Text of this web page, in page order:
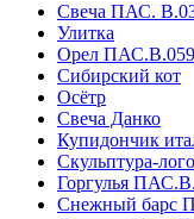
Свеча ПАС.
Улитка
Орел
Сибирский кот
Осётр
Свеча Данко
Купидончик
Скульптура-
Горгулья
Снежный барс